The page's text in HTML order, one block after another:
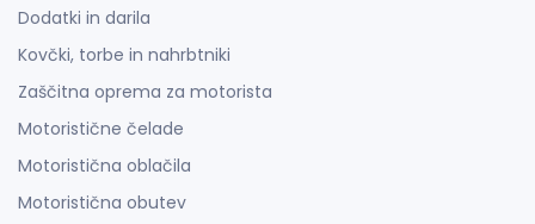
Dodatki in darila
Kovčki, torbe in nahrbtniki
Zaščitna oprema za motorista
Motoristične čelade
Motoristična oblačila
Motoristična obutev